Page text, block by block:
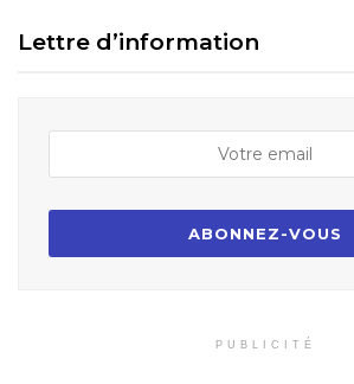
Lettre d’information
PUBLICITÉ